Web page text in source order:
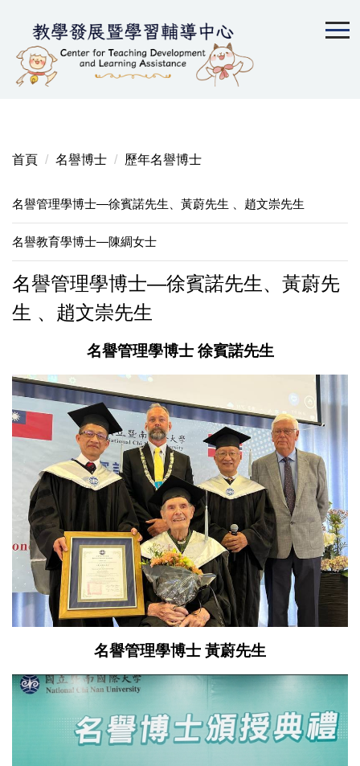
主
內
首頁 名譽博士 歷年名譽博士
名譽管理學博士—徐賓諾先生、黃蔚先生 、趙文崇先生
名譽教育學博士—陳綢女士
名譽管理學博士—徐賓諾先生、黃蔚先
生 、趙文崇先生
名譽管理學博士 徐賓諾先生
名譽管理學博士 黃蔚先生